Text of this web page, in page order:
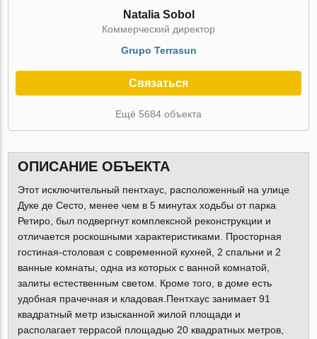
Natalia Sobol
Коммерческий директор
Grupo Terrasun
Связаться
Ещё 5684 объекта
ОПИСАНИЕ ОБЪЕКТА
Этот исключительный пентхаус, расположенный на улице
Дуке де Сесто, менее чем в 5 минутах ходьбы от парка
Ретиро, был подвергнут комплексной реконструкции и
отличается роскошными характеристиками. Просторная
гостиная-столовая с современной кухней, 2 спальни и 2
ванные комнаты, одна из которых с ванной комнатой,
залиты естественным светом. Кроме того, в доме есть
удобная прачечная и кладовая.Пентхаус занимает 91
квадратный метр изысканной жилой площади и
располагает террасой площадью 20 квадратных метров,